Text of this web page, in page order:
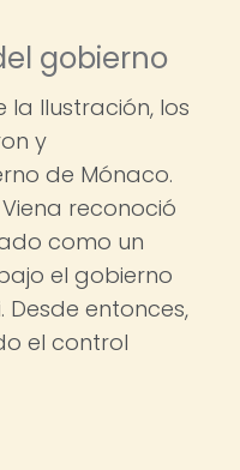
gobierno
la Ilustración, los
y
de Mónaco.
Viena reconoció
como un
el gobierno
entonces,
el control